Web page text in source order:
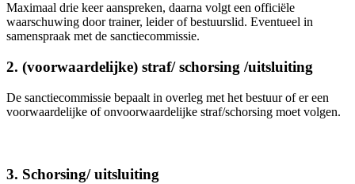
Maximaal drie keer aanspreken, daarna volgt een officiële
waarschuwing door trainer, leider of bestuurslid. Eventueel in
samenspraak met de sanctiecommissie.
2. (voorwaardelijke) straf/ schorsing /uitsluiting
De sanctiecommissie bepaalt in overleg met het bestuur of er een
voorwaardelijke of onvoorwaardelijke straf/schorsing moet volgen.
3. Schorsing/ uitsluiting